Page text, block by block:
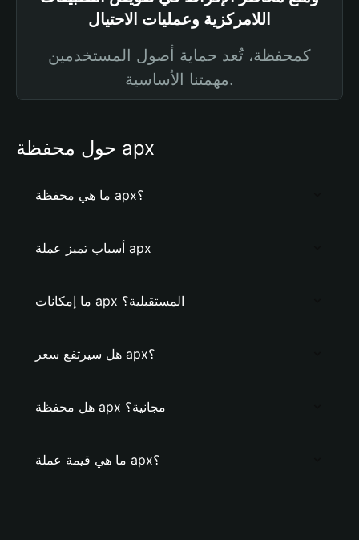
اللامركزية وعمليات الاحتيال
كمحفظة، تُعد حماية أصول المستخدمين
مهمتنا الأساسية.
حول محفظة apx
ما هي محفظة apx؟
أسباب تميز عملة apx
ما إمكانات apx المستقبلية؟
هل سيرتفع سعر apx؟
هل محفظة apx مجانية؟
ما هي قيمة عملة apx؟